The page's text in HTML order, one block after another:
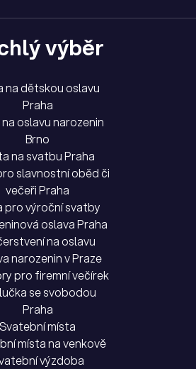
výběr
na dětskou oslavu
Praha
oslavu narozenin
Brno
na svatbu Praha
slavnostní oběd či
večeři Praha
pro výroční svatby
oslava Praha
na oslavu
narozenin v Praze
pro firemní večírek
se svobodou
Praha
Svatební místa
místa na venkově
výzdoba